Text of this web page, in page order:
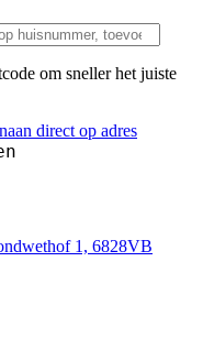
om sneller het juiste
direct op adres
1, 6828VB